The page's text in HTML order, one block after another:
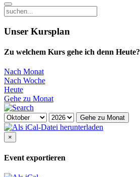
Unser Kursplan
Zu welchem Kurs gehe ich denn Heute?
Nach Monat
Nach Woche
Heute
Gehe zu Monat
Gehe zu Monat
×
Event exportieren